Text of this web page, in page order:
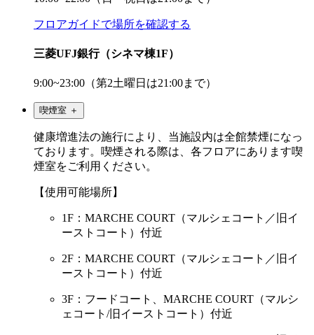
フロアガイドで場所を確認する
三菱UFJ銀行（シネマ棟1F）
9:00~23:00（第2土曜日は21:00まで）
喫煙室 ＋
健康増進法の施行により、当施設内は全館禁煙になっ
ております。喫煙される際は、各フロアにあります喫
煙室をご利用ください。
【使用可能場所】
1F：MARCHE COURT（マルシェコート／旧イ
ーストコート）付近
2F：MARCHE COURT（マルシェコート／旧イ
ーストコート）付近
3F：フードコート、MARCHE COURT（マルシ
ェコート/旧イーストコート）付近